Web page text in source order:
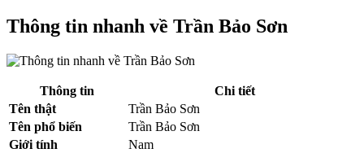
Thông tin nhanh về Trần Bảo Sơn
Thông tin
Chi tiết
Tên thật
Trần Bảo Sơn
Tên phổ biến
Trần Bảo Sơn
Giới tính
Nam